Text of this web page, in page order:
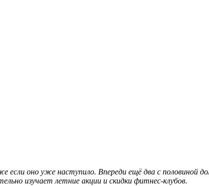
если оно уже наступило. Впереди ещё два с
изучает летние акции и скидки фитнес-клубов.